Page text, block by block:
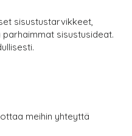
sisustustarvikkeet,
sisustusideat.
meihin yhteyttä